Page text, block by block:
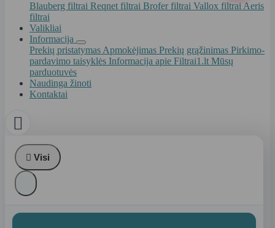
Blauberg filtrai Reqnet filtrai Brofer filtrai Vallox filtrai Aeris
filtrai
Valikliai
Informacija
Prekių pristatymas Apmokėjimas Prekių grąžinimas Pirkimo-
pardavimo taisyklės Informacija apie Filtrai1.lt Mūsų
parduotuvės
Naudinga žinoti
Kontaktai

 Visi